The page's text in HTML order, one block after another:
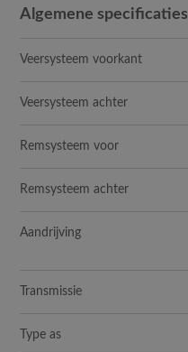
Algemene specificaties
Veersysteem voorkant
Veersysteem achter
Remsysteem voor
Remsysteem achter
Aandrijving
Transmissie
Type as